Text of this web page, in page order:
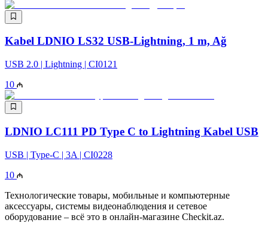
Kabel LDNIO LS32 USB-Lightning, 1 m, Ağ
USB 2.0 | Lightning | CI0121
10
LDNIO LC111 PD Type C to Lightning Kabel USB
USB | Type-C | 3A | CI0228
10
Технологические товары, мобильные и компьютерные
аксессуары, системы видеонаблюдения и сетевое
оборудование – всё это в онлайн-магазине Checkit.az.